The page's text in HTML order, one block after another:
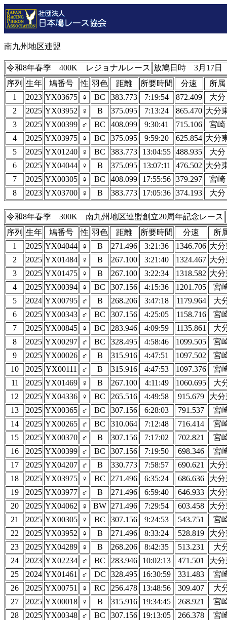
南九州地区連盟
令和8年春季 400K レジョナルレース 放鳩日時 3月17日
序列 生年 鳩番号 性 羽色 距離 所要時間 分速
所属
1
2023 YX03675 ♀ BC 383.773 7:19:54 872.409
大分
2
2025 YX03952 ♀ B 375.095 7:13:24 865.470 大分
3
2025 YX00399 ♂ BC 408.099 9:30:41 715.106
宮崎
4
2025 YX03975 ♀ BC 375.095 9:59:20 625.854 大分
5
2025 YX01240 ♀ BC 383.773 13:04:55 488.935
大分
6
2025 YX04044 ♀ B 375.095 13:07:11 476.502 大分
7
2025 YX00305 ♀ BC 408.099 17:55:56 379.297
宮崎
8
2023 YX03700 ♀ B 383.773 17:05:36 374.193 大分
令和8年春季 300K 南九州地区連盟創立20周年記念レース
序列 生年 鳩番号 性 羽色 距離 所要時間 分速
所
1
2025 YX04044 ♀ B 271.496 3:21:36 1346.706 大
2
2025 YX01484 ♀ B 267.100 3:21:40 1324.467 大
3
2025 YX01475 ♀ B 267.100 3:22:34 1318.582 大
4
2025 YX00394 ♀ BC 307.156 4:15:36 1201.705
宮
5
2024 YX00795 ♂ B 268.206 3:47:18 1179.964
大
6
2025 YX00343 ♂ BC 307.156 4:25:05 1158.716
宮
7
2025 YX00845 ♀ BC 283.946 4:09:59 1135.861
大
8
2025 YX00297 ♂ BC 328.495 4:58:46 1099.505
宮
9
2025 YX00026 ♂ B 315.916 4:47:51 1097.502
宮
10
2025 YX00111 ♂ B 315.916 4:47:53 1097.376
宮
11
2025 YX01469 ♀ B 267.100 4:11:49 1060.695
大
12
2025 YX04336 ♀ BC 265.516 4:49:58 915.679
大
13
2025 YX00365 ♂ BC 307.156 6:28:03 791.537
宮
14
2025 YX00265 ♂ BC 310.064 7:12:48 716.414
宮
15
2025 YX00370 ♂ B 307.156 7:17:02 702.821
宮
16
2025 YX00399 ♂ BC 307.156 7:19:50 698.346
宮
17
2025 YX04207 ♂ B 330.773 7:58:57 690.621
大
18
2025 YX03975 ♀ BC 271.496 6:35:24 686.636
大
19
2025 YX03977 ♂ B 271.496 6:59:40 646.933
大
20
2025 YX04062 ♀ BW 271.496 7:29:54 603.458
大
21
2025 YX00305 ♀ BC 307.156 9:24:53 543.751
宮
22
2025 YX03952 ♀ B 271.496 8:33:24 528.819
大
23
2025 YX04289 ♀ B 268.206 8:42:35 513.231
大
24
2023 YX02234 ♂ BC 283.946 10:02:13 471.501
大
25
2024 YX01461 ♂ DC 328.495 16:30:59 331.483
宮
26
2025 YX00751 ♀ RC 256.478 13:48:56 309.407
大
27
2025 YX00018 ♀ B 315.916 19:34:45 268.921
宮
28
2025 YX00348 ♂ BC 307.156 19:13:05 266.378
宮